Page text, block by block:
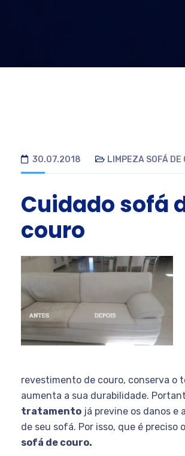
30.07.2018 LIMPEZA SOFÁ DE
Cuidado sofá
couro
revestimento de couro, conserva o
aumenta a sua durabilidade.
tratamento já previne os danos e
de seu sofá. Por isso, que é preciso o
sofá de couro.